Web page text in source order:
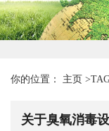
你的位置： 主页 >
关于臭氧消毒